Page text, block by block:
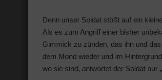
Denn unser Soldat stößt auf ein
Als es zum Angriff einer bisher
Gimmick zu zünden, das ihn und
dem Mond wieder und im
wo sie sind, antwortet der Soldat nur